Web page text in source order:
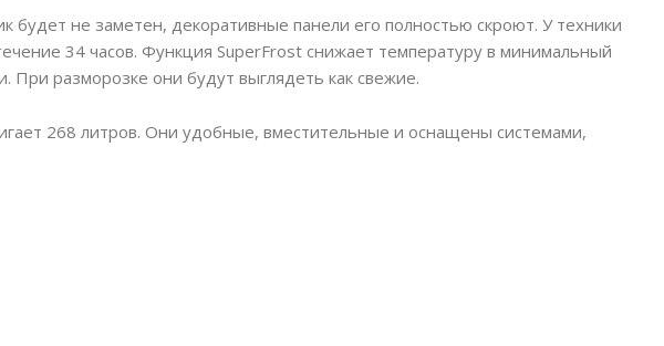
не заметен, декоративные панели его полностью скроют. У техники
34 часов. Функция SuperFrost снижает температуру в минимальный
разморозке они будут выглядеть как свежие.
268 литров. Они удобные, вместительные и оснащены системами,